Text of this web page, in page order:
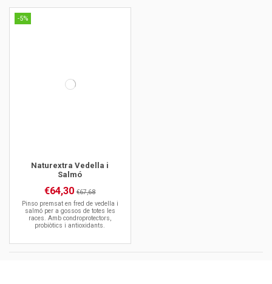
-5%
Naturextra Vedella i
Salmó
€64,30€67,68
Pinso premsat en fred de vedella i
salmó per a gossos de totes les
races. Amb condroprotectors,
probiòtics i antioxidants.